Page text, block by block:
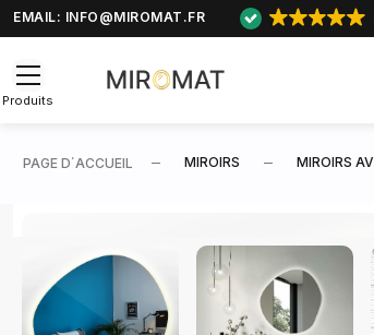
EMAIL: INFO@MIROMAT.FR
Produits
PAGE D΄ACCUEIL MIROIRS MIROIRS